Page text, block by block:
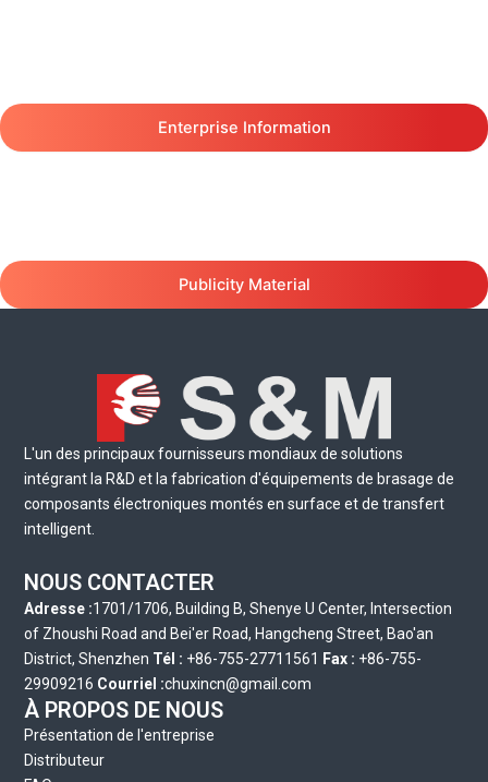
Enterprise Information
Publicity Material
L'un des principaux fournisseurs mondiaux de solutions
intégrant la R&D et la fabrication d'équipements de brasage de
composants électroniques montés en surface et de transfert
intelligent.
NOUS CONTACTER
Adresse :1701/1706, Building B, Shenye U Center, Intersection
of Zhoushi Road and Bei'er Road, Hangcheng Street, Bao'an
District, Shenzhen Tél : +86-755-27711561 Fax : +86-755-
29909216 Courriel :chuxincn@gmail.com
À PROPOS DE NOUS
Présentation de l'entreprise
Distributeur